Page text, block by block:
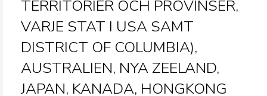
TERRITORIER OCH PROVINSER,
VARJE STAT I USA SAMT
DISTRICT OF COLUMBIA),
AUSTRALIEN, NYA ZEELAND,
JAPAN, KANADA, HONGKONG